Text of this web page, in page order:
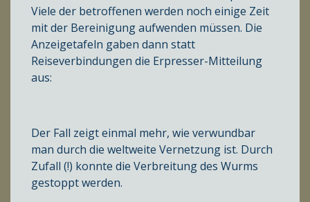
Viele der betroffenen werden noch einige Zeit
mit der Bereinigung aufwenden müssen. Die
Anzeigetafeln gaben dann statt
Reiseverbindungen die Erpresser-Mitteilung
aus:
Der Fall zeigt einmal mehr, wie verwundbar
man durch die weltweite Vernetzung ist. Durch
Zufall (!) konnte die Verbreitung des Wurms
gestoppt werden.